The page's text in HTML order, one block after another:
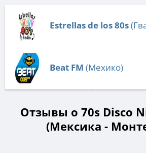
Estrellas de los 80s
Beat FM (Мехико)
Отзывы о 70s Disco
(Мексика -